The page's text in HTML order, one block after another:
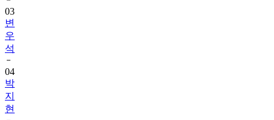
03
변
우
석
04
박
지
현